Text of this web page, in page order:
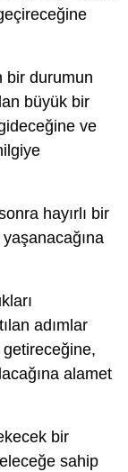
bir durumun
büyük bir
ve
hayırlı bir
adımlar
alamet
bir
sahip